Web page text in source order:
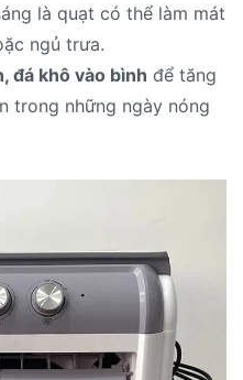
là quạt có thể làm mát
ngủ trưa.
đá khô vào bình để tăng
trong những ngày nóng